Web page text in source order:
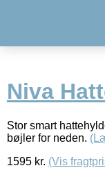
Niva
Stor smart
bøjler for neden.
1595 kr. (Vis